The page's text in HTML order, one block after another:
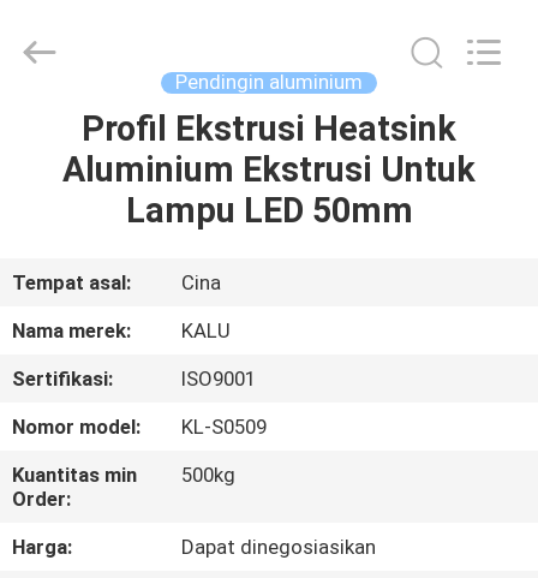
RUMAH
PRODUK
TAMPILAN
VR
TENTANG
KAMI
TUR
PABRIK
Rights
Pendingin aluminium
Profil Ekstrusi Heatsink
Aluminium Ekstrusi Untuk
Lampu LED 50mm
Tempat asal:
Cina
Nama merek:
KALU
Sertifikasi:
ISO9001
Nomor model:
KL-S0509
Kuantitas min
Order:
500kg
Harga:
Dapat dinegosiasikan